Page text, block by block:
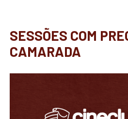
SESSÕES COM
CAMARADA